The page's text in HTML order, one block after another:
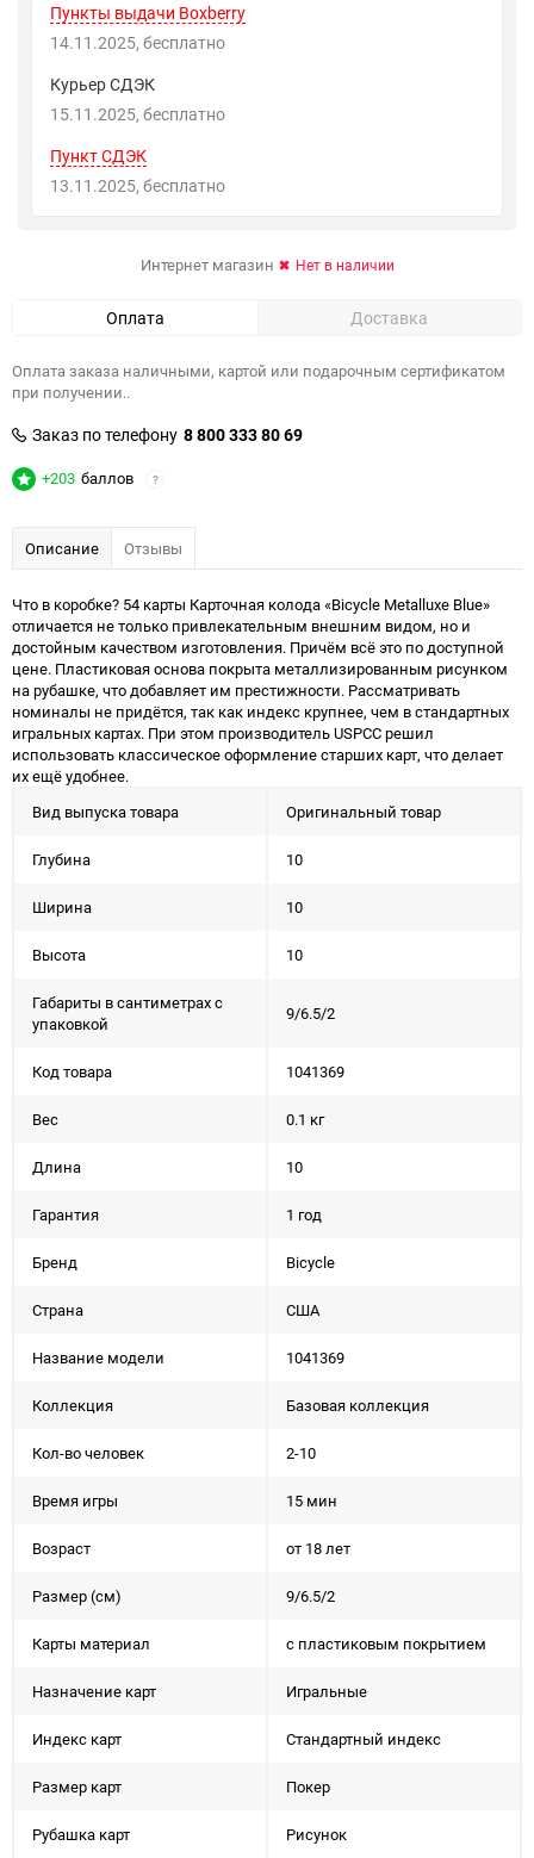
Пункты выдачи Boxberry
14.11.2025
Бесплатно
Курьер СДЭК
15.11.2025
Бесплатно
Пункт СДЭК
13.11.2025
Бесплатно
Интернет магазин Нет в наличии
Оплата Доставка
Оплата заказа наличными, картой или подарочным сертификатом
при получении..
Заказ по телефону 8 800 333 80 69
+203 баллов ?
Описание Отзывы
Что в коробке? 54 карты Карточная колода «Bicycle Metalluxe Blue»
отличается не только привлекательным внешним видом, но и
достойным качеством изготовления. Причём всё это по доступной
цене. Пластиковая основа покрыта металлизированным рисунком
на рубашке, что добавляет им престижности. Рассматривать
номиналы не придётся, так как индекс крупнее, чем в стандартных
игральных картах. При этом производитель USPCC решил
использовать классическое оформление старших карт, что делает
их ещё удобнее.
Вид выпуска товара
Оригинальный товар
Глубина 10
Ширина 10
Высота 10
Габариты в сантиметрах с
упаковкой
9/6.5/2
Код товара 1041369
Вес 0.1 кг
Длина 10
Гарантия 1 год
Бренд Bicycle
Страна США
Название модели 1041369
Коллекция Базовая коллекция
Кол-во человек 2-10
Время игры 15 мин
Возраст от 18 лет
Размер (см) 9/6.5/2
Карты материал с пластиковым покрытием
Назначение карт Игральные
Индекс карт Стандартный индекс
Размер карт Покер
Рубашка карт Рисунок